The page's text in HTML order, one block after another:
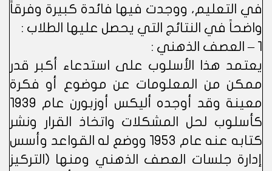
في التعليم، ووجدت فيها فائدة كبيرة وفرقاً
واضحاً في النتائج التي يحصل عليها الطلاب :
1 – العصف الذهني :
يعتمد هذا الأسلوب على استدعاء أكبر قدر
ممكن من المعلومات عن موضوع أو فكرة
معينة وقد أوجده أليكس أوزبورن عام 1939
كأسلوب لحل المشكلات واتخاذ القرار ونشر
كتابه عنه عام 1953 ووضع له القواعد وأسس
إدارة جلسات العصف الذهني ومنها (التركيز